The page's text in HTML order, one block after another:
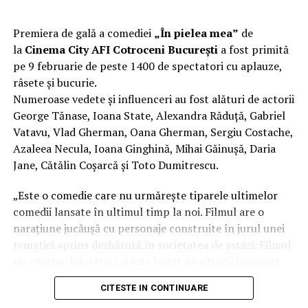
potrivit studiului Ipsos, doar 20% dintre respondenții
care trăiesc cu obezitate în România se declară
îngrijorați de starea lor de sănătate din prezent, cu mai
mult de 20 de puncte procentuale sub media globală.
Comunitatea și colaborarea
dintre instituții fac diferența
Unul dintre cele mai importante elemente ale
evenimentului a fost colaborarea dintre voluntari,
autorități și partenerii implicați în proiect. Participanții
au avut acces la demonstrații realizate de reprezentanții
ISU Brașov, experiențe VR care simulează efectele
consumului de alcool și ale distragerii atenției la volan,
de automobile de competiție.
„Succesul acestui eveniment a fost posibil datorită unei
ISU și Inspectoratului de Jandarmerie Brașov – precum
și tuturor companiilor și organizațiilor care au susținut
Premiera de gală a comediei „În pielea mea” de
la Cinema City AFI Cotroceni Bucureștia fost primită
pe 9 februarie de peste 1400 de spectatori cu aplauze,
râsete și bucurie.
Numeroase vedete și influenceri au fost alături de actorii
George Tănase, Ioana State, Alexandra Răduță, Gabriel
Vatavu, Vlad Gherman, Oana Gherman, Sergiu Costache,
Azaleea Necula, Ioana Ginghină, Mihai Găinușă, Daria
Jane, Cătălin Coșarcă și Toto Dumitrescu.
„Este o comedie care nu urmărește tiparele ultimelor
comedii lansate în ultimul timp la noi. Filmul are o
narațiune jucăușă cu personaje construite în jurul unei
tematici aprins dezbătută în societatea de astăzi. Filmul
din viața reală.”, spune regizorul Paul Decu.
CITESTE IN CONTINUARE